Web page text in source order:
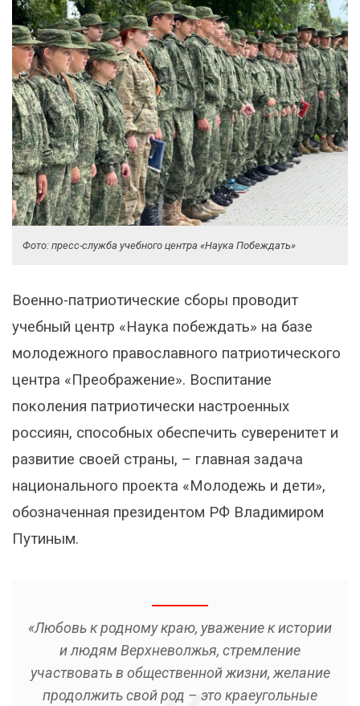
Фото: пресс-служба учебного центра «Наука Побеждать»
Военно-патриотические сборы проводит
учебный центр «Наука побеждать» на базе
молодежного православного патриотического
центра «Преображение». Воспитание
поколения патриотически настроенных
россиян, способных обеспечить суверенитет и
развитие своей страны, – главная задача
национального проекта «Молодежь и дети»,
обозначенная президентом РФ Владимиром
Путиным.
«Любовь к родному краю, уважение к истории
и людям Верхневолжья, стремление
участвовать в общественной жизни, желание
продолжить свой род – это краеугольные